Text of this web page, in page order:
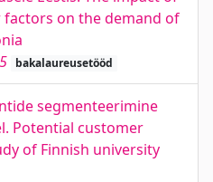
on the demand of
bakalaureusetööd
segmenteerimine
Potential customer
of Finnish university